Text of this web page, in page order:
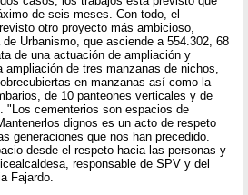
de seis meses. Con todo, el
otro proyecto más ambicioso,
Urbanismo, que asciende a 554.302, 68
de una actuación de ampliación y
ampliación de tres manzanas de nichos,
en manzanas así como la
de 10 panteones verticales y de
"Los cementerios son espacios de
dignos es un acto de respeto
generaciones que nos han precedido.
desde el respeto hacia las personas y
responsable de SPV y del
Fajardo.